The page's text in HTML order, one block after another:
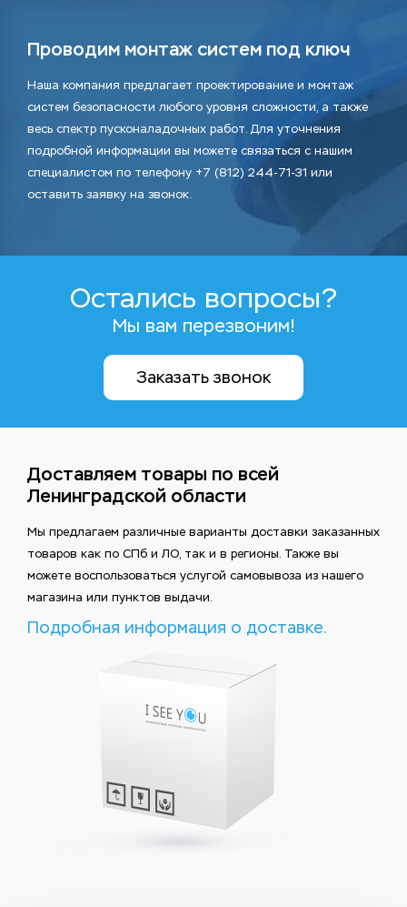
Проводим монтаж систем под ключ
Наша компания предлагает проектирование и монтаж
систем безопасности любого уровня сложности, а также
весь спектр пусконаладочных работ. Для уточнения
подробной информации вы можете связаться с нашим
специалистом по телефону +7 (812) 244-71-31 или
оставить заявку на звонок.
Остались вопросы?
Мы вам перезвоним!
Заказать звонок
Доставляем товары по всей
Ленинградской области
Мы предлагаем различные варианты доставки заказанных
товаров как по СПб и ЛО, так и в регионы. Также вы
можете воспользоваться услугой самовывоза из нашего
магазина или пунктов выдачи.
Подробная информация о доставке.